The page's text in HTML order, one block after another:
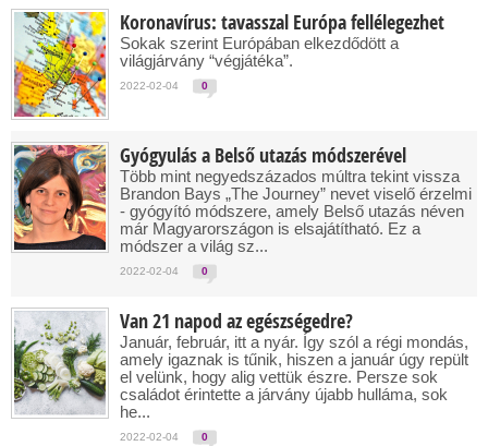
Koronavírus: tavasszal Európa fellélegezhet
Sokak szerint Európában elkezdődött a
világjárvány “végjátéka”.
2022-02-04 0
Gyógyulás a Belső utazás módszerével
Több mint negyedszázados múltra tekint vissza
Brandon Bays „The Journey” nevet viselő érzelmi
- gyógyító módszere, amely Belső utazás néven
már Magyarországon is elsajátítható. Ez a
módszer a világ sz...
2022-02-04 0
Van 21 napod az egészségedre?
Január, február, itt a nyár. Így szól a régi mondás,
amely igaznak is tűnik, hiszen a január úgy repült
el velünk, hogy alig vettük észre. Persze sok
családot érintette a járvány újabb hulláma, sok
he...
2022-02-04 0